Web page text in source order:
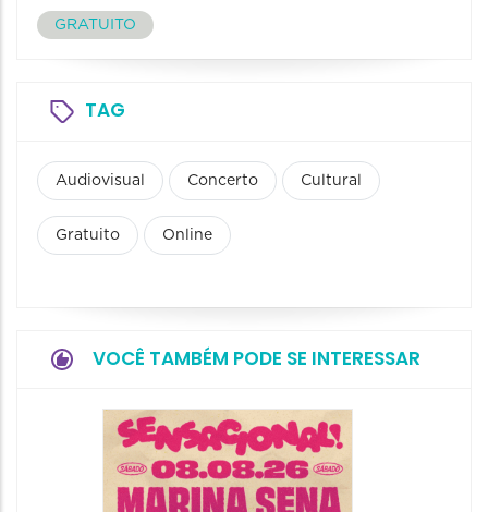
GRATUITO
TAG
Audiovisual Concerto Cultural
Gratuito Online
VOCÊ TAMBÉM PODE SE INTERESSAR